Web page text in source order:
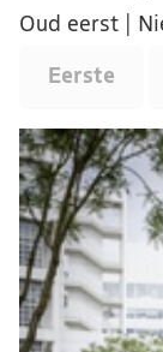
Oud eerst
Eerste